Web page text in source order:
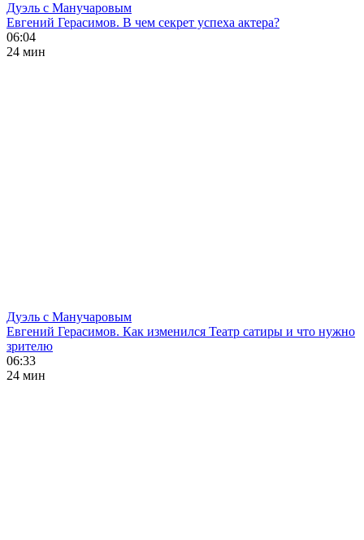
Дуэль с Манучаровым
Евгений Герасимов. В чем секрет успеха актера?
06:04
24 мин
Дуэль с Манучаровым
Евгений Герасимов. Как изменился Театр сатиры и что нужно
зрителю
06:33
24 мин